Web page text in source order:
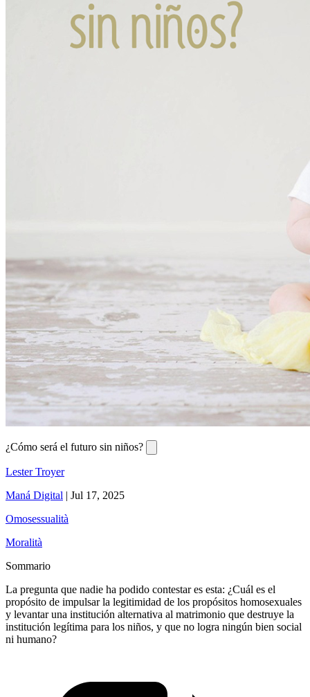
¿Cómo será el futuro sin niños?
Lester Troyer
Maná Digital | Jul 17, 2025
Omosessualità
Moralità
Sommario
La pregunta que nadie ha podido contestar es esta: ¿Cuál es el
propósito de impulsar la legitimidad de los propósitos homosexuales
y levantar una institución alternativa al matrimonio que destruye la
institución legítima para los niños, y que no logra ningún bien social
ni humano?